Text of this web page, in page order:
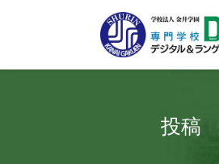
学校紹介+
受験生
投稿